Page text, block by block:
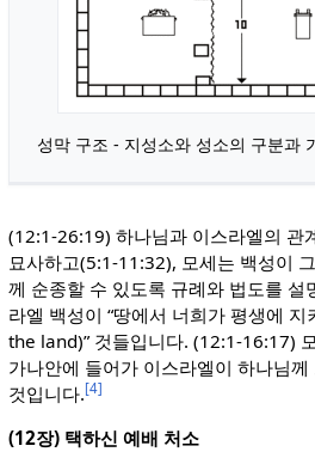
성막 구조 - 지성소와 성소의 구분과
(12:1-26:19) 하나님과 이스라엘의 관
묘사하고(5:1-11:32), 모세는 백성이
께 순종할 수 있도록 규례와 법도를 설
라엘 백성이 “땅에서 너희가 평생에
the land)” 것들입니다. (12:1-16:17)
가나안에 들어가 이스라엘이 하나님
것입니다.[4]
(12장) 택하신 예배 처소